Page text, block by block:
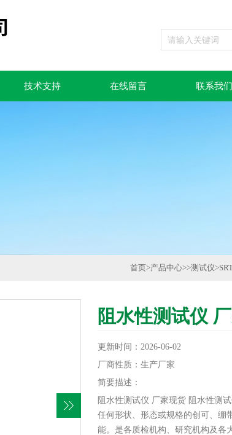
技术支持 在线留言 联系我们
首页>产品中心>>测试仪>
阻水性测试仪
更新时间：2026-06-02
厂商性质：生产厂家
简要描述：
阻水性测试仪 厂家现货 阻水性测
任何形状、形态或规格的创可、绷
能。是各质检机构、研究机构及各